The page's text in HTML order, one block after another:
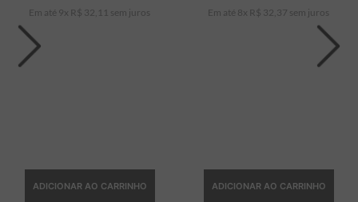
Em até 9 x R$ 32 11 sem juros
ADICIONAR AO CARRINHO
Em até 8 x R$ 32 37 sem juros
ADICIONAR AO CARRINHO